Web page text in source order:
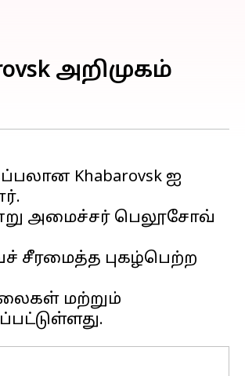
அறிமுகம்
Khabarovsk ஐ
அமைச்சர் பெலூசோவ்
சீரமைத்த புகழ்பெற்ற
மற்றும்